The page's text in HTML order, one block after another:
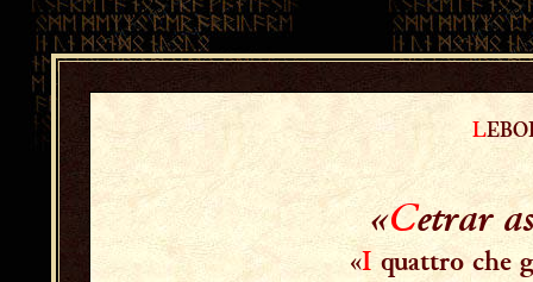
L
«Cetrar
«I quattro che